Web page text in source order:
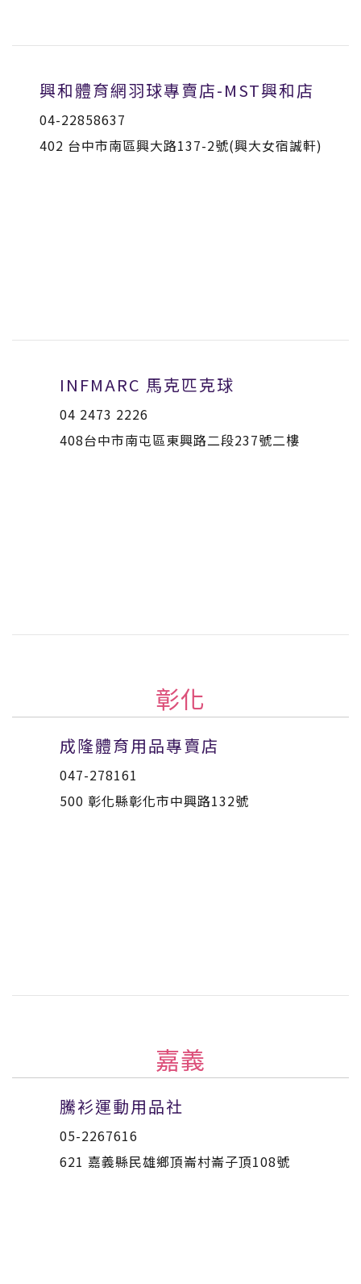
興和體育網羽球專賣店-MST興和店
04-22858637
402 台中市南區興大路137-2號(興大女宿誠軒)
INFMARC 馬克匹克球
04 2473 2226
408台中市南屯區東興路二段237號二樓
彰化
成隆體育用品專賣店
047-278161
500 彰化縣彰化市中興路132號
嘉義
騰衫運動用品社
05-2267616
621 嘉義縣民雄鄉頂崙村崙子頂108號